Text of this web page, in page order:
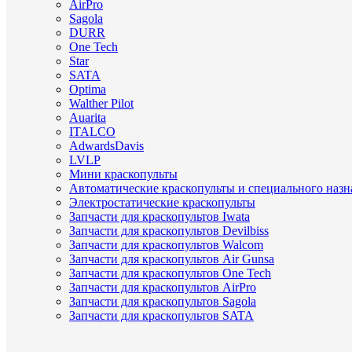
AirPro
Sagola
DURR
One Tech
Star
SATA
Optima
Walther Pilot
Auarita
ITALCO
AdwardsDavis
LVLP
Мини краскопульты
Автоматические краскопульты и специального
Электростатические краскопульты
Запчасти для краскопультов Iwata
Запчасти для краскопультов Devilbiss
Запчасти для краскопультов Walcom
Запчасти для краскопультов Air Gunsa
Запчасти для краскопультов One Tech
Запчасти для краскопультов AirPro
Запчасти для краскопультов Sagola
Запчасти для краскопультов SATA